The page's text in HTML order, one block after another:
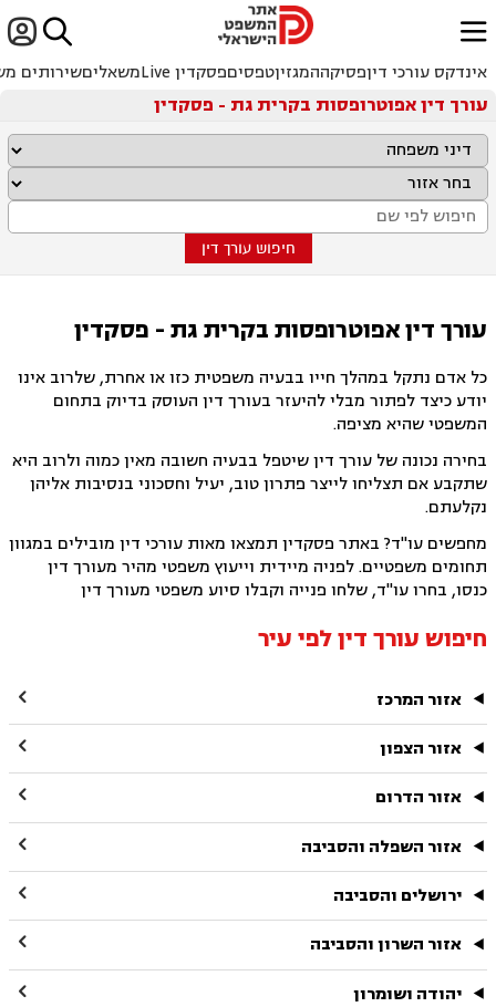

ﱐ
אינדקס עורכי דיןפסיקההמגזיןטפסיםפסקדין Live משאליםשירותים
עורך דין אפוטרופסות בקרית גת - פסקדין
חיפוש עורך דין
עורך דין אפוטרופסות בקרית גת - פסקדין
כל אדם נתקל במהלך חייו בבעיה משפטית כזו או אחרת, שלרוב אינו
יודע כיצד לפתור מבלי להיעזר בעורך דין העוסק בדיוק בתחום
המשפטי שהיא מציפה.
בחירה נכונה של עורך דין שיטפל בבעיה חשובה מאין כמוה ולרוב היא
שתקבע אם תצליחו לייצר פתרון טוב, יעיל וחסכוני בנסיבות אליהן
נקלעתם.
מחפשים עו"ד? באתר פסקדין תמצאו מאות עורכי דין מובילים במגוון
תחומים משפטיים. לפניה מיידית וייעוץ משפטי מהיר מעורך דין
כנסו, בחרו עו"ד, שלחו פנייה וקבלו סיוע משפטי מעורך דין
חיפוש עורך דין לפי עיר
אזור המרכז 
אזור הצפון 
אזור הדרום 
אזור השפלה והסביבה 
ירושלים והסביבה 
אזור השרון והסביבה 
יהודה ושומרון 